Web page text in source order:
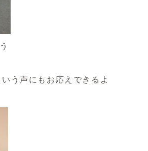
う声にもお応えできるよ